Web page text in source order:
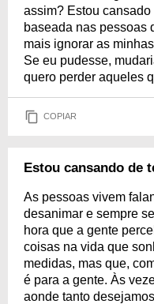
assim? Estou
baseada nas pessoas
mais ignorar as
Se eu pudesse,
quero perder aqueles
COPIAR
Estou cansando de
As pessoas vivem
desanimar e sempre
hora que a gente
coisas na vida que
medidas, mas que,
é para a gente. Às
aonde tanto